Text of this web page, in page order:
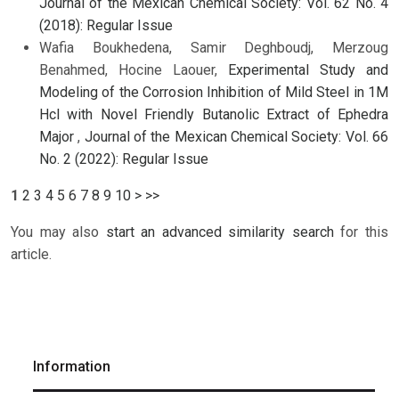
(2018): Regular Issue
Wafia Boukhedena, Samir Deghboudj, Merzoug
Benahmed, Hocine Laouer, Experimental Study and
Modeling of the Corrosion Inhibition of Mild Steel in 1M
Hcl with Novel Friendly Butanolic Extract of Ephedra
Major, Journal of the Mexican Chemical Society: Vol. 66
No. 2 (2022): Regular Issue
1 2 3 4 5 6 7 8 9 10 > >>
You may also start an advanced similarity searchfor this
article.
Information